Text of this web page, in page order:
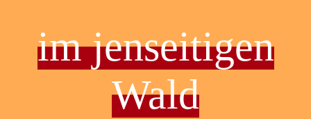
im jenseitigen
Wald